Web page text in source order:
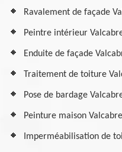
Ravalement de façade
Peintre intérieur
Enduite de façade
Traitement de toiture
Pose de bardage
Peinture maison
Imperméabilisation de